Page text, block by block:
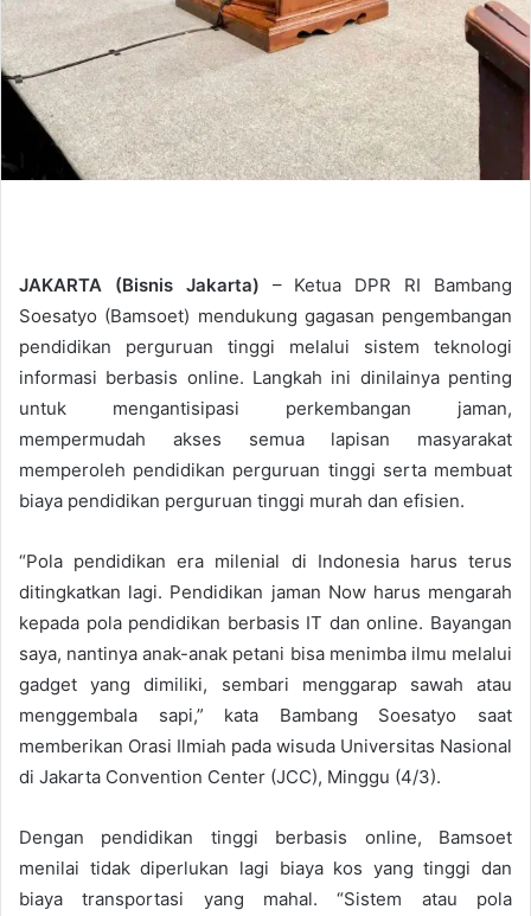
JAKARTA (Bisnis Jakarta) – Ketua DPR RI Bambang
Soesatyo (Bamsoet) mendukung gagasan pengembangan
pendidikan perguruan tinggi melalui sistem teknologi
informasi berbasis online. Langkah ini dinilainya penting
untuk mengantisipasi perkembangan jaman,
mempermudah akses semua lapisan masyarakat
memperoleh pendidikan perguruan tinggi serta membuat
biaya pendidikan perguruan tinggi murah dan efisien.
“Pola pendidikan era milenial di Indonesia harus terus
ditingkatkan lagi. Pendidikan jaman Now harus mengarah
kepada pola pendidikan berbasis IT dan online. Bayangan
saya, nantinya anak-anak petani bisa menimba ilmu melalui
gadget yang dimiliki, sembari menggarap sawah atau
menggembala sapi,” kata Bambang Soesatyo saat
memberikan Orasi Ilmiah pada wisuda Universitas Nasional
di Jakarta Convention Center (JCC), Minggu (4/3).
Dengan pendidikan tinggi berbasis online, Bamsoet
menilai tidak diperlukan lagi biaya kos yang tinggi dan
biaya transportasi yang mahal. “Sistem atau pola